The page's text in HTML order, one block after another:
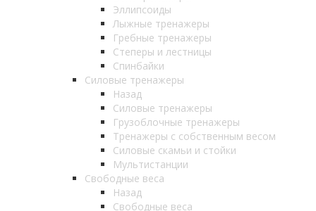
Эллипсоиды
Лыжные тренажеры
Гребные тренажеры
Степеры и лестницы
Спинбайки
Силовые тренажеры
Назад
Силовые тренажеры
Грузоблочные тренажеры
Тренажеры с собственным весом
Силовые скамьи и стойки
Мультистанции
Свободные веса
Назад
Свободные веса